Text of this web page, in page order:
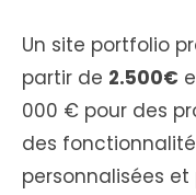
Un site portfolio
partir de 2.500€
000 € pour des
des
personnalisées